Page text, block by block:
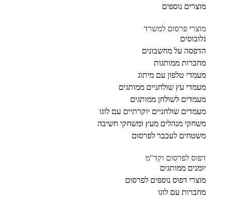
מוצרים נוספים
מוצרי פרסום למשרד
גלובוסים
הדפסה על מחשבונים
מחברות ממותגות
מעמדי טלפון עם מיתוג
מעמדי עץ שולחניים ממותגים
מעמדים לשולחן ממותגים
מעמדים שולחניים יוקרתיים עם לוגו
משחקי מנהלים מעץ ומשחקי חשיבה
משטחים לעכבר לפרסום
דפוס לפרסום וקד"מ
יומנים ממותגים
מוצרי דפוס נוספים לפרסום
מחברות עם לוגו